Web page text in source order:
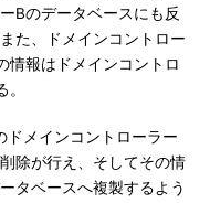
Bのデータベースにも反
た、ドメインコントロー
情報はドメインコントロ
メインコントローラー
除が行え、そしてその情
タベースへ複製するよう